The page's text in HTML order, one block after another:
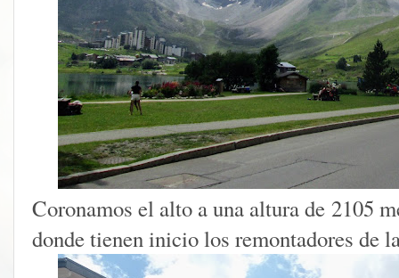
Coronamos el alto a una altura de 2105
donde tienen inicio los remontadores de